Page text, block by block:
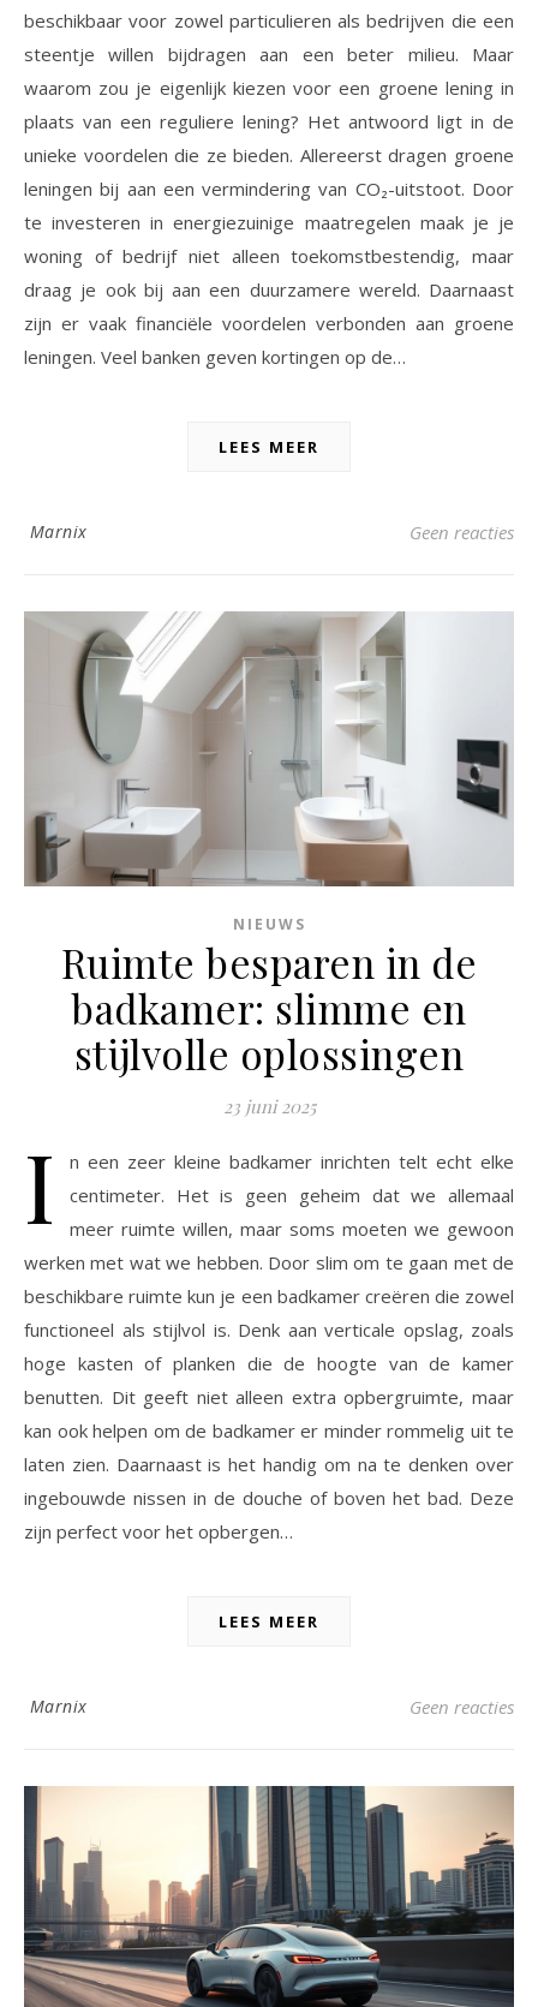
beschikbaar voor zowel particulieren als bedrijven die een
steentje willen bijdragen aan een beter milieu. Maar
waarom zou je eigenlijk kiezen voor een groene lening in
plaats van een reguliere lening? Het antwoord ligt in de
unieke voordelen die ze bieden. Allereerst dragen groene
leningen bij aan een vermindering van CO₂-uitstoot. Door
te investeren in energiezuinige maatregelen maak je je
woning of bedrijf niet alleen toekomstbestendig, maar
draag je ook bij aan een duurzamere wereld. Daarnaast
zijn er vaak financiële voordelen verbonden aan groene
leningen. Veel banken geven kortingen op de…
LEES MEER
Marnix Geen reacties
NIEUWS
Ruimte besparen in de
badkamer: slimme en
stijlvolle oplossingen
23 juni 2025
I
n een zeer kleine badkamer inrichten telt echt elke
centimeter. Het is geen geheim dat we allemaal
meer ruimte willen, maar soms moeten we gewoon
werken met wat we hebben. Door slim om te gaan met de
beschikbare ruimte kun je een badkamer creëren die zowel
functioneel als stijlvol is. Denk aan verticale opslag, zoals
hoge kasten of planken die de hoogte van de kamer
benutten. Dit geeft niet alleen extra opbergruimte, maar
kan ook helpen om de badkamer er minder rommelig uit te
laten zien. Daarnaast is het handig om na te denken over
ingebouwde nissen in de douche of boven het bad. Deze
zijn perfect voor het opbergen…
LEES MEER
Marnix Geen reacties